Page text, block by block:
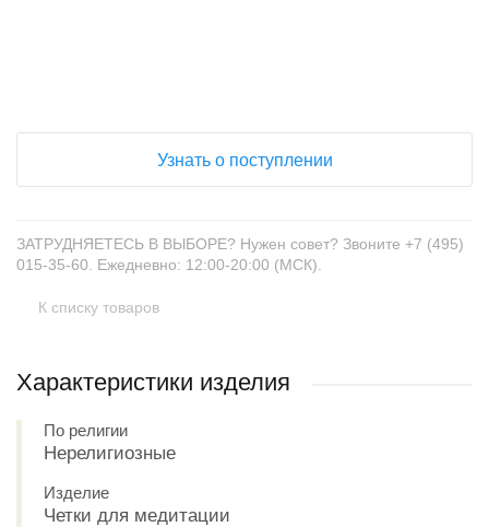
Узнать о поступлении
ЗАТРУДНЯЕТЕСЬ В ВЫБОРЕ? Нужен совет? Звоните +7 (495)
015-35-60. Ежедневно: 12:00-20:00 (МСК).
К списку товаров
Характеристики изделия
По религии
Нерелигиозные
Изделие
Четки для медитации